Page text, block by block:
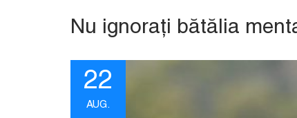
Nu ignorați bătălia
22
AUG.